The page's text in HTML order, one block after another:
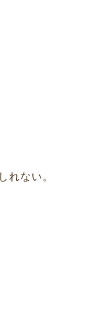
れない。